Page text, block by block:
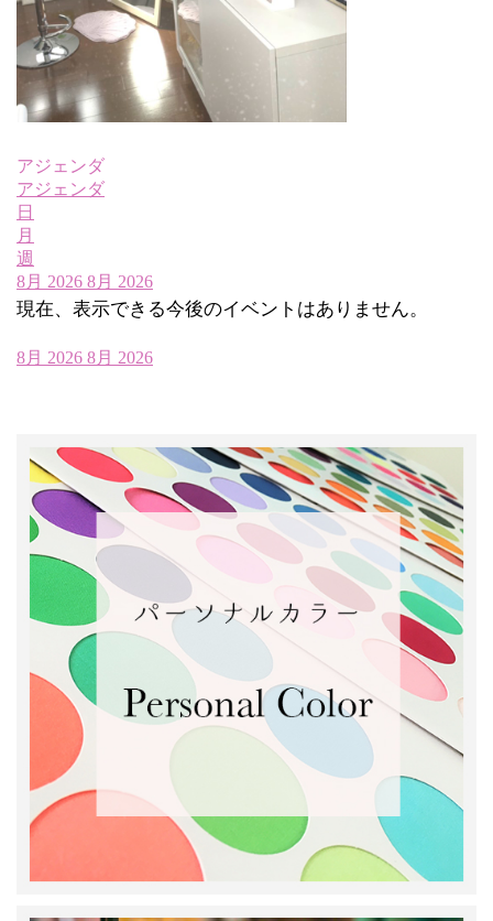
アジェンダ
アジェンダ
日
月
週
8月 2026 8月 2026
現在、表示できる今後のイベントはありません。
8月 2026 8月 2026